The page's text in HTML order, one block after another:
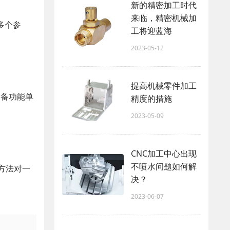
个参
功能单
法对一
新的精密加工时代
来临，精密机械加
工将迎蓝海
2023-05-12
提高机械零件加工
精度的措施
2023-05-09
CNC加工中心出现
不喷水问题如何解
决？
2023-06-07